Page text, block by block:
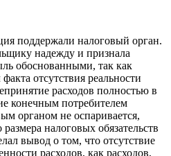
поддержали налоговый орган.
надежду и признала
обоснованными, так как
отсутствия реальности
расходов полностью в
конечным потребителем
органом не оспаривается,
налоговых обязательств
вывод о том, что отсутствие
расходов, как расходов,